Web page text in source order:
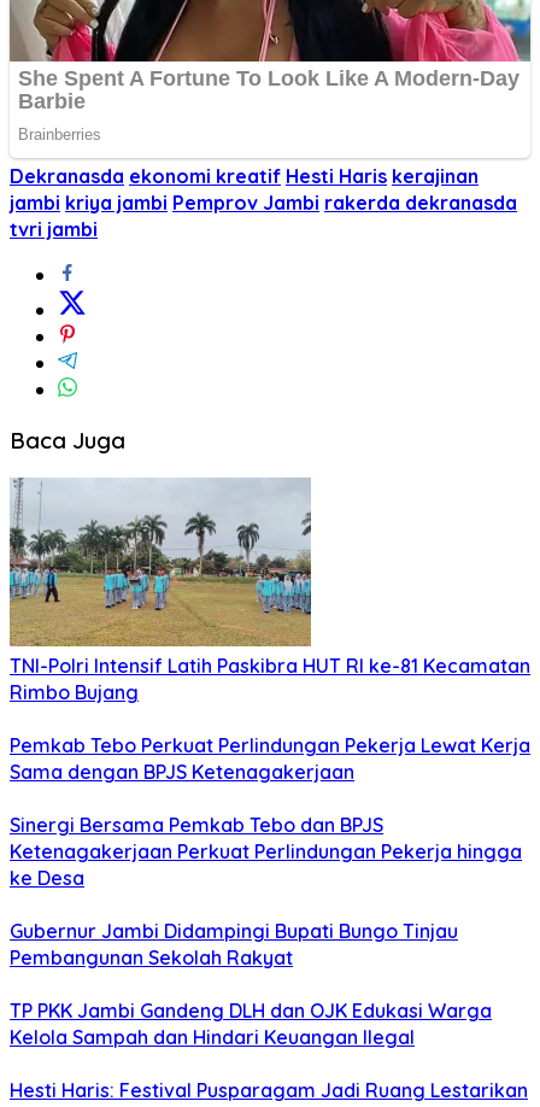
Dekranasda ekonomi kreatif Hesti Haris kerajinan
jambi kriya jambi Pemprov Jambi rakerda dekranasda
tvri jambi
Baca Juga
TNI-Polri Intensif Latih Paskibra HUT RI ke-81 Kecamatan
Rimbo Bujang
Pemkab Tebo Perkuat Perlindungan Pekerja Lewat Kerja
Sama dengan BPJS Ketenagakerjaan
Sinergi Bersama Pemkab Tebo dan BPJS
Ketenagakerjaan Perkuat Perlindungan Pekerja hingga
ke Desa
Gubernur Jambi Didampingi Bupati Bungo Tinjau
Pembangunan Sekolah Rakyat
TP PKK Jambi Gandeng DLH dan OJK Edukasi Warga
Kelola Sampah dan Hindari Keuangan Ilegal
Hesti Haris: Festival Pusparagam Jadi Ruang Lestarikan